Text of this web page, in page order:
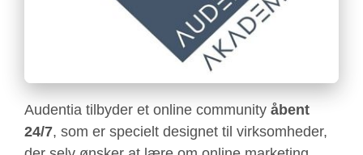
Audentia tilbyder et online community åbent
24/7, som er specielt designet til virksomheder,